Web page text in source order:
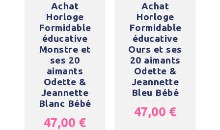
Achat
Horloge
Formidable
éducative
Monstre et
ses 20
aimants
Odette &
Jeannette
Blanc Bébé
47,00 €
Achat
Horloge
Formidable
éducative
Ours et ses
20 aimants
Odette &
Jeannette
Bleu Bébé
47,00 €